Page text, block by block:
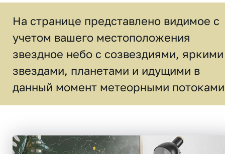
На странице представлено видимое c
учетом вашего местоположения
звездное небо c созвездиями, яркими
звездами, планетами и идущими в
данный момент метеорными